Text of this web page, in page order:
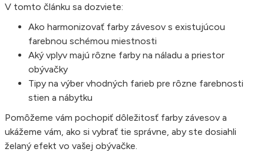
V tomto článku sa dozviete:
Ako harmonizovať farby závesov s existujúcou
farebnou schémou miestnosti
Aký vplyv majú rôzne farby na náladu a priestor
obývačky
Tipy na výber vhodných farieb pre rôzne farebnosti
stien a nábytku
Pomôžeme vám pochopiť dôležitosť farby závesov a
ukážeme vám, ako si vybrať tie správne, aby ste dosiahli
želaný efekt vo vašej obývačke.